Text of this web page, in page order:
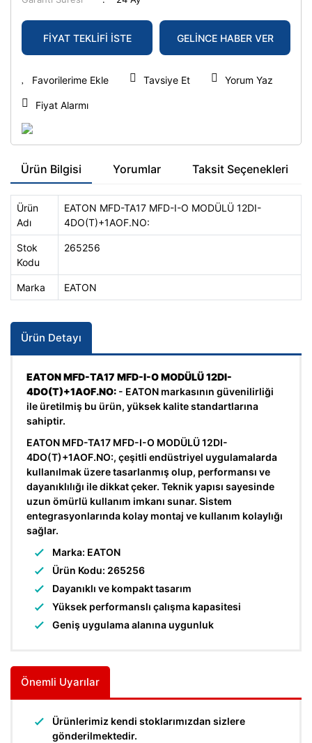
FİYAT TEKLİFİ İSTE GELİNCE HABER VER
Tavsiye Et Yorum Yaz
Fiyat Alarmı
Ürün Bilgisi Yorumlar Taksit Seçenekleri
Ürün
Adı
EATON MFD-TA17 MFD-I-O MODÜLÜ 12DI-
4DO(T)+1AOF.NO:
Stok
Kodu
265256
Marka EATON
Ürün Detayı
EATON MFD-TA17 MFD-I-O MODÜLÜ 12DI-
4DO(T)+1AOF.NO: - EATON markasının güvenilirliği
ile üretilmiş bu ürün, yüksek kalite standartlarına
sahiptir.
EATON MFD-TA17 MFD-I-O MODÜLÜ 12DI-
4DO(T)+1AOF.NO:, çeşitli endüstriyel uygulamalarda
kullanılmak üzere tasarlanmış olup, performansı ve
dayanıklılığı ile dikkat çeker. Teknik yapısı sayesinde
uzun ömürlü kullanım imkanı sunar. Sistem
entegrasyonlarında kolay montaj ve kullanım kolaylığı
sağlar.
Marka: EATON
Ürün Kodu: 265256
Dayanıklı ve kompakt tasarım
Yüksek performanslı çalışma kapasitesi
Geniş uygulama alanına uygunluk
Önemli Uyarılar
Ürünlerimiz kendi stoklarımızdan sizlere
gönderilmektedir.